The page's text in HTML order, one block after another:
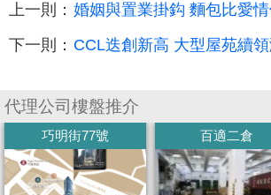
上一則： 婚姻與置業掛鈎 麵包比愛
下一則： CCL迭創新高 大型屋苑續
代理公司樓盤推介
巧明街77號 百適二倉